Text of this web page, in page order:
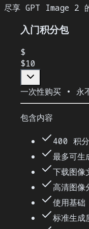
尽享 GPT Image 2 的
入门积分包
$
$10
一次性购买 • 永
包含内容
400 积分
最多可
下载图像
高清图像
使用基
标准生成